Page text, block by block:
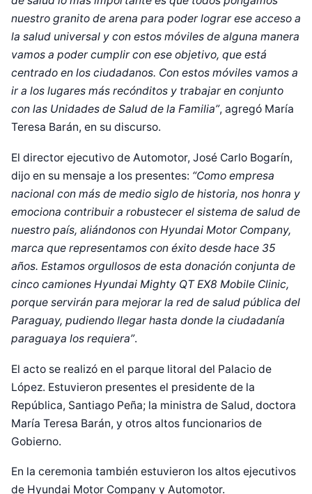
nuestro granito de arena para poder lograr ese acceso a
la salud universal y con estos móviles de alguna manera
vamos a poder cumplir con ese objetivo, que está
centrado en los ciudadanos. Con estos móviles vamos a
ir a los lugares más recónditos y trabajar en conjunto
con las Unidades de Salud de la Familia”, agregó María
Teresa Barán, en su discurso.
El director ejecutivo de Automotor, José Carlo Bogarín,
dijo en su mensaje a los presentes: “Como empresa
nacional con más de medio siglo de historia, nos honra y
emociona contribuir a robustecer el sistema de salud de
nuestro país, aliándonos con Hyundai Motor Company,
marca que representamos con éxito desde hace 35
años. Estamos orgullosos de esta donación conjunta de
cinco camiones Hyundai Mighty QT EX8 Mobile Clinic,
porque servirán para mejorar la red de salud pública del
Paraguay, pudiendo llegar hasta donde la ciudadanía
paraguaya los requiera”.
El acto se realizó en el parque litoral del Palacio de
López. Estuvieron presentes el presidente de la
República, Santiago Peña; la ministra de Salud, doctora
María Teresa Barán, y otros altos funcionarios de
Gobierno.
En la ceremonia también estuvieron los altos ejecutivos
de Hyundai Motor Company y Automotor.
Diseñado por Shiro